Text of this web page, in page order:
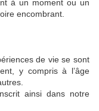
à un moment ou un
encombrant.
de vie se sont
y compris à l’âge
ainsi dans notre